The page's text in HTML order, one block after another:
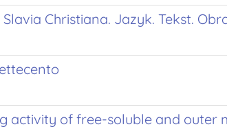
Christiana. Jazyk. Tekst.
activity of free-soluble and outer